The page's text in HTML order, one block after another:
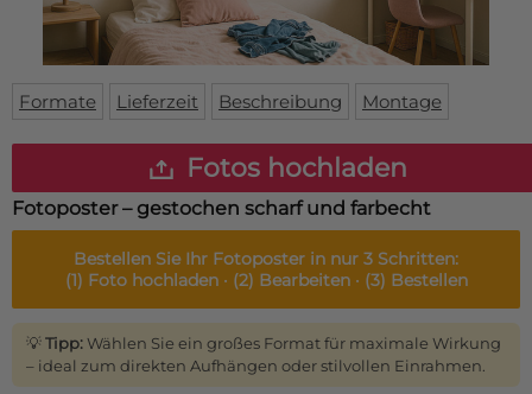
Fußmatte
Bodenmatte
Custom skateboard deck
Über uns
Lieferzeiten
Formate Lieferzeit Beschreibung Montage
Fotos hochladen
Fotoposter – gestochen scharf und farbecht
Bestellen Sie Ihr Fotoposter in nur 3 Schritten:
(1) Foto hochladen · (2) Bearbeiten · (3) Bestellen
💡Tipp:Wählen Sie ein großes Format für maximale Wirkung
– ideal zum direkten Aufhängen oder stilvollen Einrahmen.